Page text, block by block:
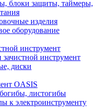
блоки защиты, таймеры,
изделия
оборудование
инструмент
инструмент
диски
OASIS
листогибы
к электроинструменту